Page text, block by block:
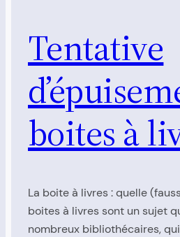
Tentative
boites à
La boite à livres : quelle
boites à livres sont un sujet
nombreux bibliothécaires,